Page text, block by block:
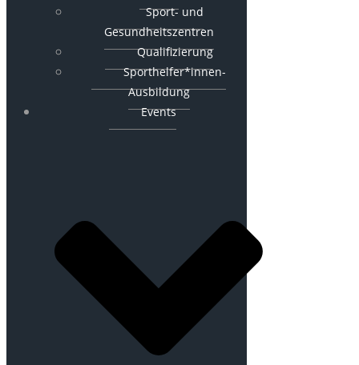
Sport- und
Gesundheitszentren
Qualifizierung
Sporthelfer*innen-
Ausbildung
Events